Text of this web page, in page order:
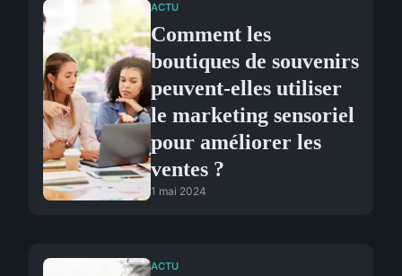
ACTU
Comment les
boutiques de souvenirs
peuvent-elles utiliser
le marketing sensoriel
pour améliorer les
ventes ?
1 mai 2024
ACTU